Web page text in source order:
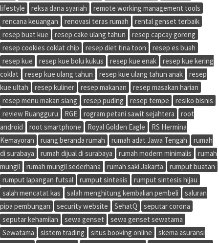
lifestyle
reksa dana syariah
remote working management tools
rencana keuangan
renovasi teras rumah
rental genset terbaik
resep buat kue
resep cake ulang tahun
resep capcay goreng
resep cookies coklat chip
resep diet tina toon
resep es buah
resep kue
resep kue bolu kukus resep kue enak
resep kue kering
coklat
resep kue ulang tahun resep kue ulang tahun anak
resep
kue ultah
resep kuliner resep makanan
resep masakan harian
resep menu makan siang
resep puding resep tempe
resiko bisnis
review Ruangguru
RGE rogram petani sawit sejahtera
root
android
root smartphone Royal Golden Eagle
RS Hermina
Kemayoran
ruang beranda rumah rumah adat Jawa Tengah
rumah
di surabaya
rumah dijual di surabaya rumah modern minimalis
rumah
mungil
rumah mungil sederhana rumah saki Jakarta
rumput buatan
rumput lapangan futsal
rumput sintesis
rumput sintesis hijau
salah mencatat kas
salah menghitung kembalian pembeli
saluran
pipa pembungan
security website SehatQ
seputar corona
seputar kehamilan
sewa genset
sewa genset sewatama
Sewatama
sistem trading situs booking online
skema asuransi